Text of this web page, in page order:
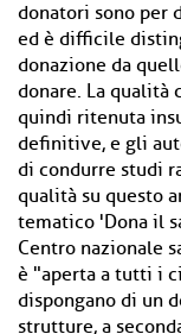
donatori sono per
ed è difficile
donazione da
donare. La qualità
quindi ritenuta
definitive, e gli
di condurre studi
qualità su questo
tematico 'Dona il
Centro nazionale
è "aperta a tutti i
dispongano di un
strutture, a